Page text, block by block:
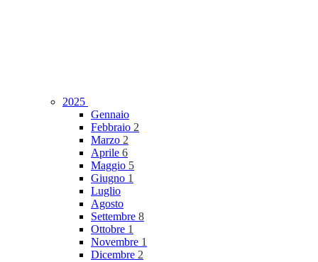
2025
Gennaio
Febbraio 2
Marzo 2
Aprile 6
Maggio 5
Giugno 1
Luglio
Agosto
Settembre 8
Ottobre 1
Novembre 1
Dicembre 2